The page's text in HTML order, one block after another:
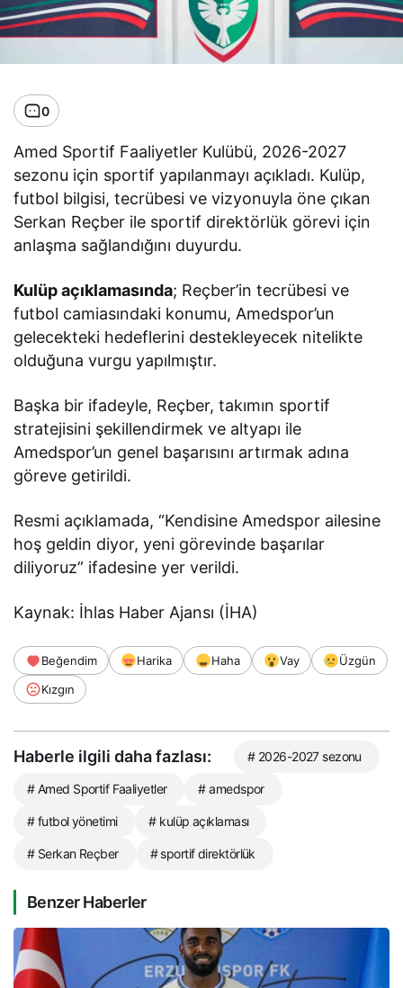
0
Amed Sportif Faaliyetler Kulübü, 2026-2027
sezonu için sportif yapılanmayı açıkladı. Kulüp,
futbol bilgisi, tecrübesi ve vizyonuyla öne çıkan
Serkan Reçber ile sportif direktörlük görevi için
anlaşma sağlandığını duyurdu.
Kulüp açıklamasında; Reçber’in tecrübesi ve
futbol camiasındaki konumu, Amedspor’un
gelecekteki hedeflerini destekleyecek nitelikte
olduğuna vurgu yapılmıştır.
Başka bir ifadeyle, Reçber, takımın sportif
stratejisini şekillendirmek ve altyapı ile
Amedspor’un genel başarısını artırmak adına
göreve getirildi.
Resmi açıklamada, “Kendisine Amedspor ailesine
hoş geldin diyor, yeni görevinde başarılar
diliyoruz” ifadesine yer verildi.
Kaynak: İhlas Haber Ajansı (İHA)
Beğendim Harika Haha Vay
Üzgün
Kızgın
Haberle ilgili daha fazlası: # 2026-2027 sezonu
# Amed Sportif Faaliyetler # amedspor
# futbol yönetimi # kulüp açıklaması
# Serkan Reçber # sportif direktörlük
Benzer Haberler